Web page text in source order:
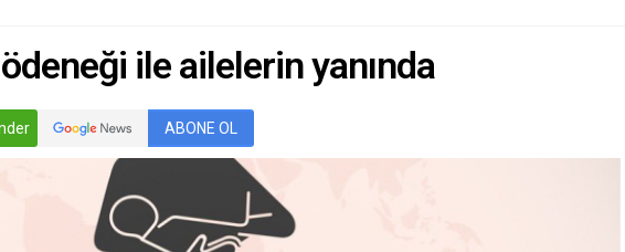
ile ailelerin yanında
ABONE OL